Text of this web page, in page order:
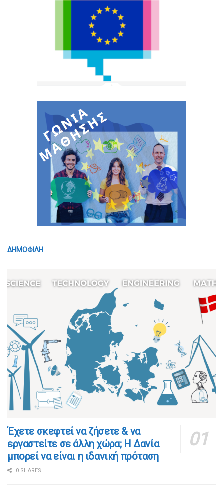
ΔΗΜΟΦΙΛΗ
​​Έχετε σκεφτεί να ζήσετε & να
εργαστείτε σε άλλη χώρα; Η Δανία
μπορεί να είναι η ιδανική πρόταση
0 SHARES